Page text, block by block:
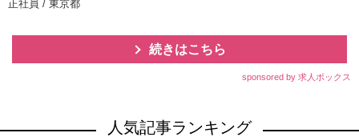
正社員 / 東京都
続きはこちら
sponsored by 求人ボックス
人気記事ランキング